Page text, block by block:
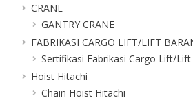
CRANE
GANTRY CRANE
FABRIKASI CARGO LIFT/LIFT
Sertifikasi Fabrikasi Cargo Lift/
Hoist Hitachi
Chain Hoist Hitachi